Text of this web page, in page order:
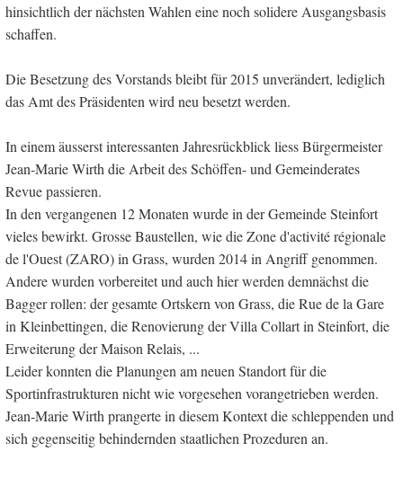
hinsichtlich der nächsten Wahlen eine noch solidere Ausgangsbasis
schaffen.
Die Besetzung des Vorstands bleibt für 2015 unverändert, lediglich
das Amt des Präsidenten wird neu besetzt werden.
In einem äusserst interessanten Jahresrückblick liess Bürgermeister
Jean-Marie Wirth die Arbeit des Schöffen- und Gemeinderates
Revue passieren.
In den vergangenen 12 Monaten wurde in der Gemeinde Steinfort
vieles bewirkt. Grosse Baustellen, wie die Zone d'activité régionale
de l'Ouest (ZARO) in Grass, wurden 2014 in Angriff genommen.
Andere wurden vorbereitet und auch hier werden demnächst die
Bagger rollen: der gesamte Ortskern von Grass, die Rue de la Gare
in Kleinbettingen, die Renovierung der Villa Collart in Steinfort, die
Erweiterung der Maison Relais, ...
Leider konnten die Planungen am neuen Standort für die
Sportinfrastrukturen nicht wie vorgesehen vorangetrieben werden.
Jean-Marie Wirth prangerte in diesem Kontext die schleppenden und
sich gegenseitig behindernden staatlichen Prozeduren an.